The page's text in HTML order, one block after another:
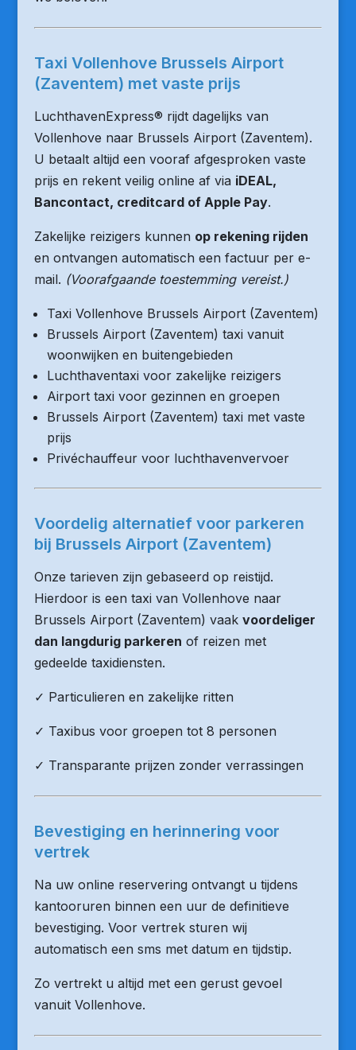
Taxi Vollenhove Brussels Airport
(Zaventem) met vaste prijs
LuchthavenExpress® rijdt dagelijks van
Vollenhove naar Brussels Airport (Zaventem).
U betaalt altijd een vooraf afgesproken vaste
prijs en rekent veilig online af via iDEAL,
Bancontact, creditcard of Apple Pay.
Zakelijke reizigers kunnen op rekening rijden
en ontvangen automatisch een factuur per e-
mail. (Voorafgaande toestemming vereist.)
Taxi Vollenhove Brussels Airport (Zaventem)
Brussels Airport (Zaventem) taxi vanuit
woonwijken en buitengebieden
Luchthaventaxi voor zakelijke reizigers
Airport taxi voor gezinnen en groepen
Brussels Airport (Zaventem) taxi met vaste
prijs
Privéchauffeur voor luchthavenvervoer
Voordelig alternatief voor parkeren
bij Brussels Airport (Zaventem)
Onze tarieven zijn gebaseerd op reistijd.
Hierdoor is een taxi van Vollenhove naar
Brussels Airport (Zaventem) vaak voordeliger
dan langdurig parkeren of reizen met
gedeelde taxidiensten.
✓ Particulieren en zakelijke ritten
✓ Taxibus voor groepen tot 8 personen
✓ Transparante prijzen zonder verrassingen
Bevestiging en herinnering voor
vertrek
Na uw online reservering ontvangt u tijdens
kantooruren binnen een uur de definitieve
bevestiging. Voor vertrek sturen wij
automatisch een sms met datum en tijdstip.
Zo vertrekt u altijd met een gerust gevoel
vanuit Vollenhove.